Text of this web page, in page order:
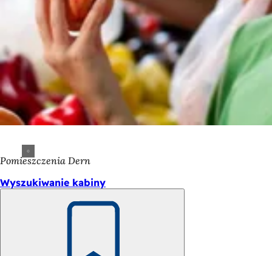
Pomieszczenia Dern
Wyszukiwanie kabiny